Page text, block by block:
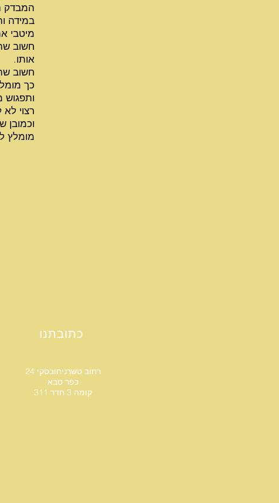
המבדק
במידה
מיטבי
חשוב
אותו.
חשוב
כך
ותפגוש
רצוי
וכמובן
מומלץ
כתובתנו
רחוב טשרניחובסקי 24
כפר סבא
קומה 3 חדר 311